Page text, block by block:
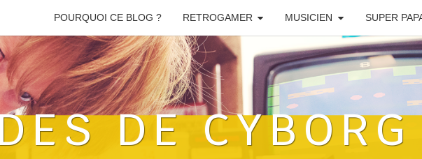
POURQUOI CE BLOG ? RETROGAMER MUSICIEN SUPER
DE